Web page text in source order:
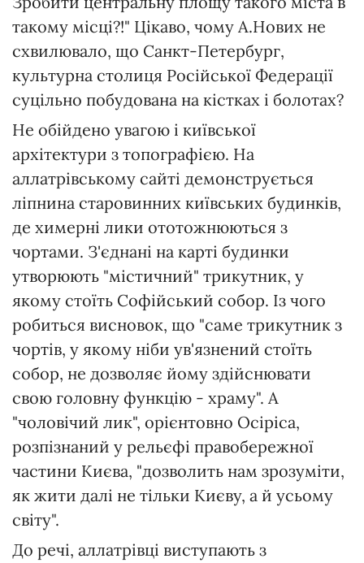
такому місці?!" Цікаво, чому А.Нових не
схвилювало, що Санкт-Петербург,
культурна столиця Російської Федерації
суцільно побудована на кістках і болотах?
Не обійдено увагою і київської
архітектури з топографією. На
аллатрівському сайті демонструється
ліпнина старовинних київських будинків,
де химерні лики ототожнюються з
чортами. З'єднані на карті будинки
утворюють "містичний" трикутник, у
якому стоїть Софійський собор. Із чого
робиться висновок, що "саме трикутник з
чортів, у якому ніби ув'язнений стоїть
собор, не дозволяє йому здійснювати
свою головну функцію - храму". А
"чоловічий лик", орієнтовно Осіріса,
розпізнаний у рельєфі правобережної
частини Києва, "дозволить нам зрозуміти,
як жити далі не тільки Києву, а й усьому
світу".
До речі, аллатрівці виступають з